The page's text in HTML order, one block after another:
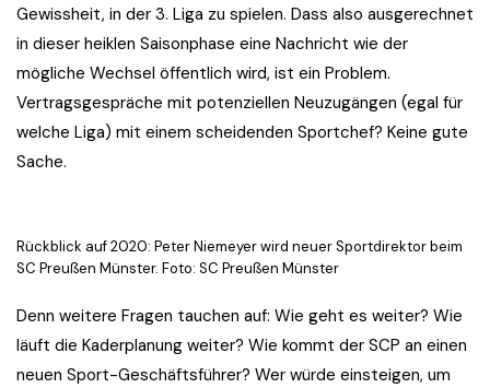
Gewissheit, in der 3. Liga zu spielen. Dass also ausgerechnet
in dieser heiklen Saisonphase eine Nachricht wie der
mögliche Wechsel öffentlich wird, ist ein Problem.
Vertragsgespräche mit potenziellen Neuzugängen (egal für
welche Liga) mit einem scheidenden Sportchef? Keine gute
Sache.
Rückblick auf 2020: Peter Niemeyer wird neuer Sportdirektor beim
SC Preußen Münster. Foto: SC Preußen Münster
Denn weitere Fragen tauchen auf: Wie geht es weiter? Wie
läuft die Kaderplanung weiter? Wie kommt der SCP an einen
neuen Sport-Geschäftsführer? Wer würde einsteigen, um